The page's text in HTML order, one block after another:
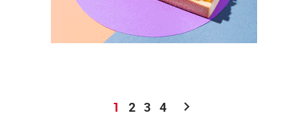
1 2 3 4 chevron_right